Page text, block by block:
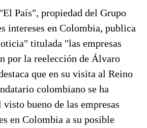
El País", propiedad del Grupo
intereses en Colombia, publica
titulada "las empresas
por la reelección de Álvaro
que en su visita al Reino
colombiano se ha
bueno de las empresas
en Colombia a su posible